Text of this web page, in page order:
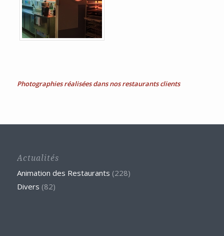
Photographies réalisées dans nos restaurants clients
Actualités
Animation des Restaurants (228)
Divers (82)